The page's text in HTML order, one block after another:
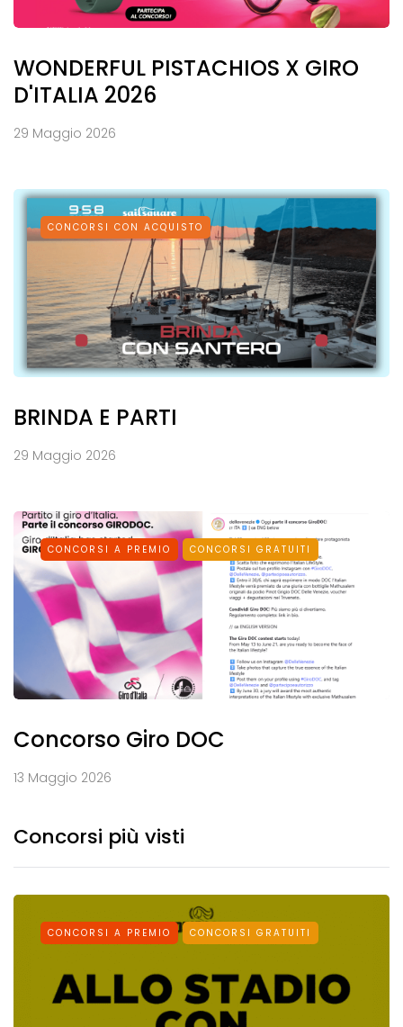
WONDERFUL PISTACHIOS X GIRO
D'ITALIA 2026
29 Maggio 2026
CONCORSI CON ACQUISTO
BRINDA E PARTI
29 Maggio 2026
CONCORSI A PREMIO CONCORSI GRATUITI
Concorso Giro DOC
13 Maggio 2026
Concorsi più visti
CONCORSI A PREMIO CONCORSI GRATUITI